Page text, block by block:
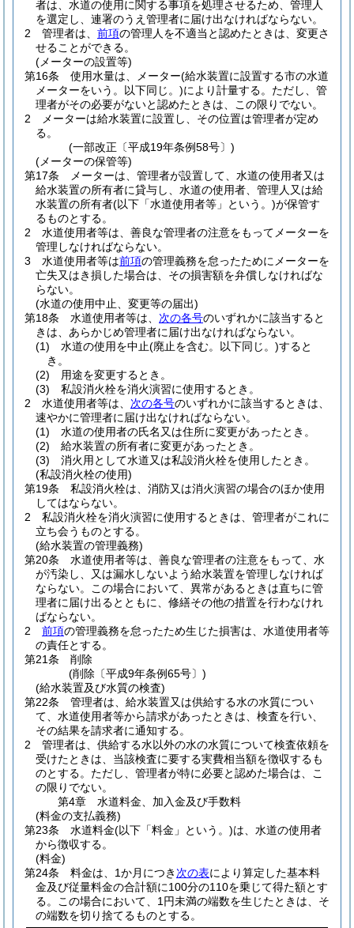
者は、水道の使用に関する事項を処理させるため、管理人
を選定し、連署のうえ管理者に届け出なければならない。
2
管理者は、 前項の管理人を不適当と認めたときは、変更さ
せることができる。
(メーターの設置等)
第16条
使用水量は、メーター(給水装置に設置する市の水道
メーターをいう。以下同じ。)により計量する。 ただし、管
理者がその必要がないと認めたときは、この限りでない。
2
メーターは給水装置に設置し、その位置は管理者が定め
る。
(一部改正〔平成19年条例58号〕)
(メーターの保管等)
第17条
メーターは、管理者が設置して、水道の使用者又は
給水装置の所有者に貸与し、水道の使用者、管理人又は給
水装置の所有者(以下「水道使用者等」という。)が保管す
るものとする。
2
水道使用者等は、善良な管理者の注意をもってメーターを
管理しなければならない。
3
水道使用者等は前項の管理義務を怠ったためにメーターを
亡失又はき損した場合は、その損害額を弁償しなければな
らない。
(水道の使用中止、変更等の届出)
第18条
水道使用者等は、 次の各号のいずれかに該当すると
きは、あらかじめ管理者に届け出なければならない。
(1)
水道の使用を中止(廃止を含む。以下同じ。)すると
き。
(2)
用途を変更するとき。
(3)
私設消火栓を消火演習に使用するとき。
2
水道使用者等は、 次の各号のいずれかに該当するときは、
速やかに管理者に届け出なければならない。
(1)
水道の使用者の氏名又は住所に変更があったとき。
(2)
給水装置の所有者に変更があったとき。
(3)
消火用として水道又は私設消火栓を使用したとき。
(私設消火栓の使用)
第19条
私設消火栓は、消防又は消火演習の場合のほか使用
してはならない。
2
私設消火栓を消火演習に使用するときは、管理者がこれに
立ち会うものとする。
(給水装置の管理義務)
第20条
水道使用者等は、善良な管理者の注意をもって、水
が汚染し、又は漏水しないよう給水装置を管理しなければ
ならない。
この場合において、異常があるときは直ちに管
理者に届け出るとともに、修繕その他の措置を行わなけれ
ばならない。
2
前項の管理義務を怠ったため生じた損害は、水道使用者等
の責任とする。
第21条
削除
(削除〔平成9年条例65号〕)
(給水装置及び水質の検査)
第22条
管理者は、給水装置又は供給する水の水質につい
て、水道使用者等から請求があったときは、検査を行い、
その結果を請求者に通知する。
2
管理者は、供給する水以外の水の水質について検査依頼を
受けたときは、当該検査に要する実費相当額を徴収するも
のとする。 ただし、管理者が特に必要と認めた場合は、こ
の限りでない。
第4章
水道料金、加入金及び手数料
(料金の支払義務)
第23条
水道料金(以下「料金」という。)は、水道の使用者
から徴収する。
(料金)
第24条
料金は、1か月につき 次の表により算定した基本料
金及び従量料金の合計額に100分の110を乗じて得た額とす
る。
この場合において、1円未満の端数を生じたときは、そ
の端数を切り捨てるものとする。